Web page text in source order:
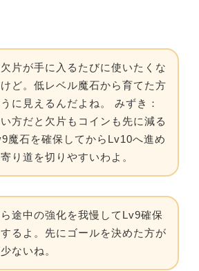
片が手に入るたびに使いたくな
ど。低レベル魔石から育てた方
に見えるんだよね。 みずき：
方だと欠片もコインも先に減る
魔石を確保してからLv10へ進め
り道を切りやすいわよ。
途中の強化を我慢してLv9確保
るよ。先にゴールを決めた方が
ないね。